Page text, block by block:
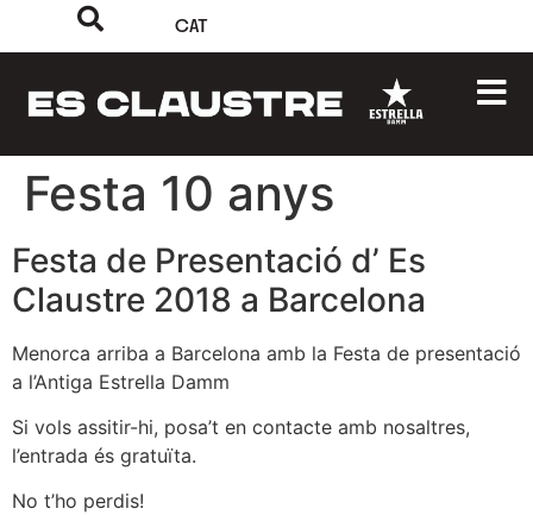
CAT
Festa 10 anys
Festa de Presentació d’ Es
Claustre 2018 a Barcelona
Menorca arriba a Barcelona amb la Festa de presentació
a l’Antiga Estrella Damm
Si vols assitir-hi, posa’t en contacte amb nosaltres,
l’entrada és gratuïta.
No t’ho perdis!